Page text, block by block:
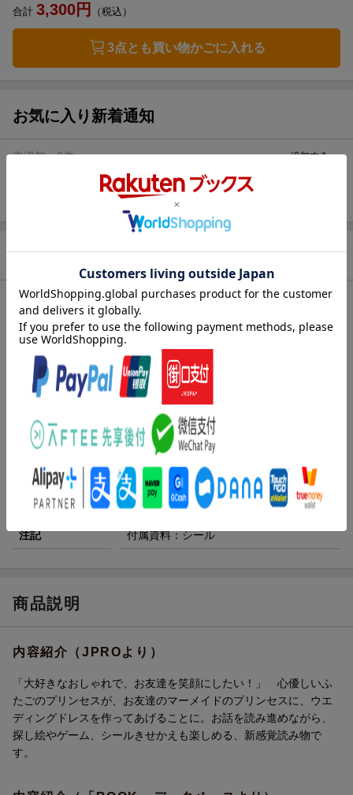
合計 3,300円 （税込）
3点とも買い物かごに入れる
お気に入り新着通知
未追加：2件 追加する
商品情報
発売日 2019年11月07日頃
著者／編集 赤尾でこ(原著) ,
レーベル まほうのドレスハウス
出版社 学研プラス
発行形態 絵本
ページ数
対象年齢 小学低学年
ISBN 9784052050213
注記 付属資料：シール
商品説明
内容紹介（JPROより）
「大好きなおしゃれで、お友達を笑顔にしたい！」 心優しいふ
たごのプリンセスが、お友達のマーメイドのプリンセスに、ウエ
ディングドレスを作ってあげることに。お話を読み進めながら、
探し絵やゲーム、シールきせかえも楽しめる、新感覚読み物で
す。